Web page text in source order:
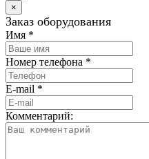
×
Заказ оборудования
Имя *
Номер телефона *
E-mail *
Комментарий: